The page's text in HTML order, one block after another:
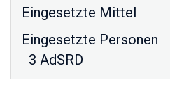
Eingesetzte Mittel
Eingesetzte Personen
3 AdSRD